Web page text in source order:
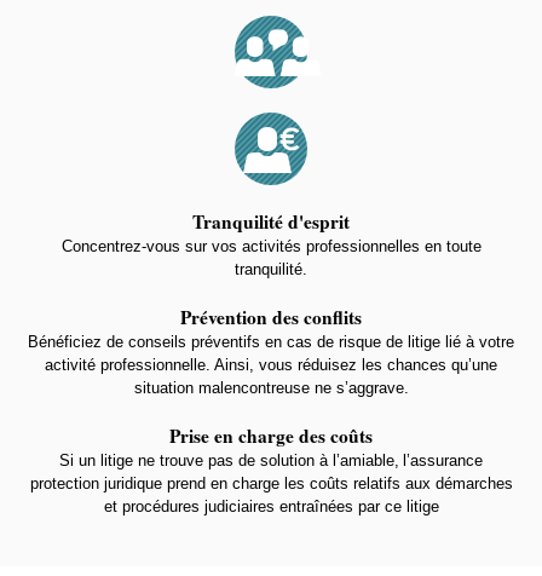
Tranquilité d'esprit
Concentrez-vous sur vos activités professionnelles en toute
tranquilité.
Prévention des conflits
Bénéficiez de conseils préventifs en cas de risque de litige lié à votre
activité professionnelle. Ainsi, vous réduisez les chances qu’une
situation malencontreuse ne s’aggrave.
Prise en charge des coûts
Si un litige ne trouve pas de solution à l’amiable, l’assurance
protection juridique prend en charge les coûts relatifs aux démarches
et procédures judiciaires entraînées par ce litige